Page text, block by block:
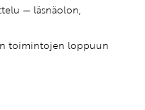
— läsnäolon,
toimintojen loppuun